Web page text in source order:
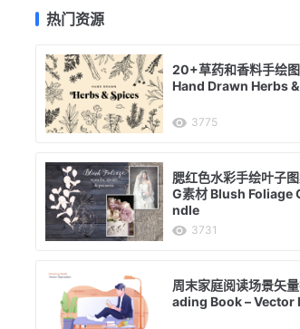
热门资源
20+草药和香料手绘
Hand Drawn Herbs
3775
腮红色水彩手绘叶子
G素材 Blush Foliage
ndle
3731
周末家庭阅读场景矢
ading Book –